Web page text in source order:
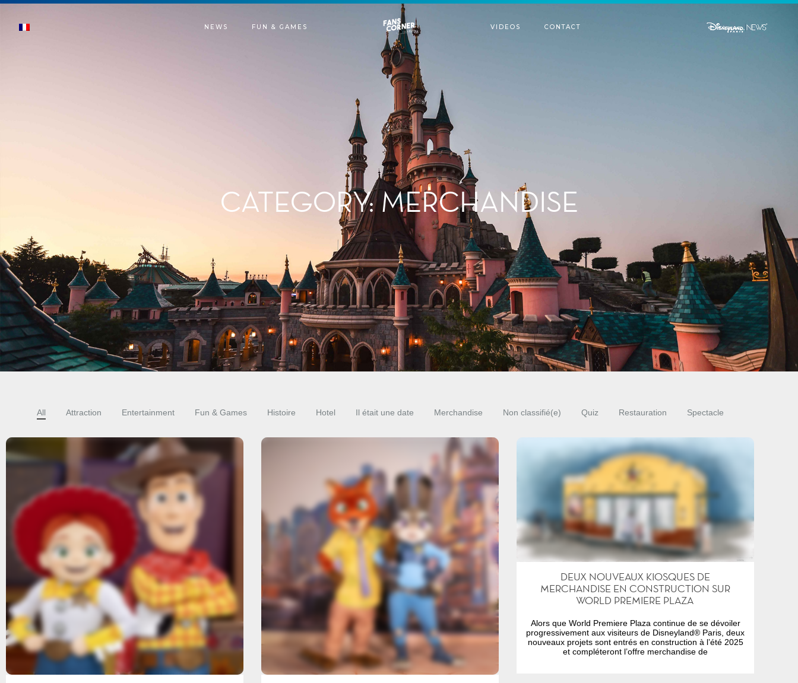
NEWS FUN & GAMES VIDEOS CONTACT
CATEGORY: MERCHANDISE
All Attraction Entertainment Fun & Games Histoire Hotel Il était une date Merchandise Non classifié(e) Quiz Restauration Spectacle
DEUX NOUVEAUX KIOSQUES DE
MERCHANDISE EN CONSTRUCTION SUR
WORLD PREMIERE PLAZA
Alors que World Premiere Plaza continue de se dévoiler
progressivement aux visiteurs de Disneyland® Paris, deux
nouveaux projets sont entrés en construction à l’été 2025
et compléteront l’offre merchandise de